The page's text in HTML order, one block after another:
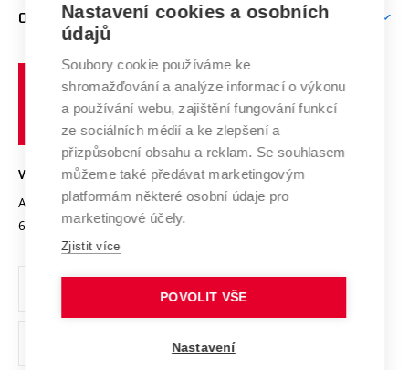
E-přihláška
Doktorské studium
Podpora podnikání
Mezinárodní vědecká rada
Systém zajišťování kvality výzkumu
Výzkumné infrastruktury
Transfer znalostí
Open Science
Projekty
Projekty ze strukturálních fondů
Specifický výzkum
Zahraniční spolupráce
Spolupráce se školami
Služby univerzity
Mezinárodní dohody
Univerzitní sítě
O UNIVERZITĚ
Profil univerzity
Udržitelná univerzita
Podnikavá univerzita / ContriBUTe
Bezpečná univerzita
Vyznamenání
Organizační struktura
Ochrana osobních údajů
odkaz)
učení
technické
VYSOKÉ UČENÍ TECHNICKÉ V BRNĚ
Antonínská 548/1
602 00 Brno
www.vut.cz
vut@vutbr.cz
Nastavení cookies a osobních
údajů
Soubory cookie používáme ke
shromažďování a analýze informací o výkonu
a používání webu, zajištění fungování funkcí
ze sociálních médií a ke zlepšení a
přizpůsobení obsahu a reklam. Se souhlasem
můžeme také předávat marketingovým
platformám některé osobní údaje pro
marketingové účely.
Zjistit více
POVOLIT VŠE
Nastavení